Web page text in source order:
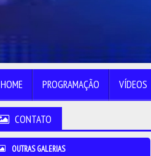
HOME PROGRAMAÇÃO VÍDEOS
CONTATO
OUTRAS GALERIAS